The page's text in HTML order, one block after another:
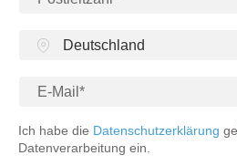
Deutschland
Ich habe die Datenschutzerklärung
Datenverarbeitung ein.